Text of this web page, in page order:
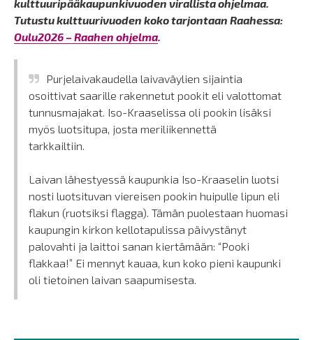
kulttuuripääkaupunkivuoden virallista ohjelmaa.
Tutustu kulttuurivuoden koko tarjontaan Raahessa:
Oulu2026 – Raahen ohjelma.
Purjelaivakaudella laivaväylien sijaintia
osoittivat saarille rakennetut pookit eli valottomat
tunnusmajakat. Iso-Kraaselissa oli pookin lisäksi
myös luotsitupa, josta meriliikennettä
tarkkailtiin.
Laivan lähestyessä kaupunkia Iso-Kraaselin luotsi
nosti luotsituvan viereisen pookin huipulle lipun eli
flakun (ruotsiksi flagga). Tämän puolestaan huomasi
kaupungin kirkon kellotapulissa päivystänyt
palovahti ja laittoi sanan kiertämään: “Pooki
flakkaa!” Ei mennyt kauaa, kun koko pieni kaupunki
oli tietoinen laivan saapumisesta.